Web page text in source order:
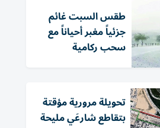
طقس السبت غائم
جزئياً مغبر أحياناً مع
سحب ركامية
تحويلة مرورية مؤقتة
بتقاطع شارعَي مليحة